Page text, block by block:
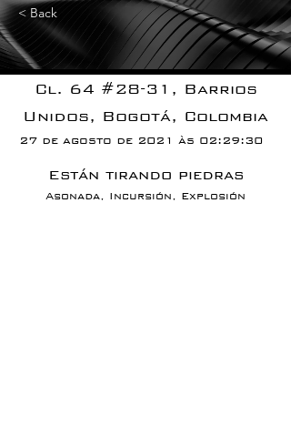
< Back
Cl. 64 #28-31, Barrios
Unidos, Bogotá, Colombia
27 de agosto de 2021 às 02:29:30
Están tirando piedras
Asonada, Incursión, Explosión